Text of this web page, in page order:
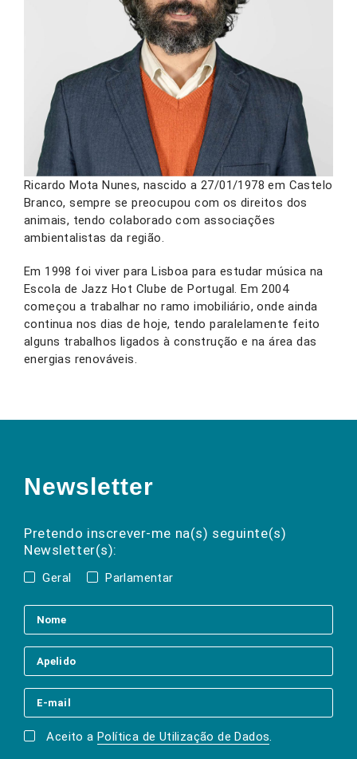
Ricardo Mota Nunes, nascido a 27/01/1978 em Castelo
Branco, sempre se preocupou com os direitos dos
animais, tendo colaborado com associações
ambientalistas da região.
Em 1998 foi viver para Lisboa para estudar música na
Escola de Jazz Hot Clube de Portugal. Em 2004
começou a trabalhar no ramo imobiliário, onde ainda
continua nos dias de hoje, tendo paralelamente feito
alguns trabalhos ligados à construção e na área das
energias renováveis.
Newsletter
Pretendo inscrever-me na(s) seguinte(s)
Newsletter(s):
Geral Parlamentar
a(s) newsletter(s).
mail
Aceito a Política de Utilização de Dados.